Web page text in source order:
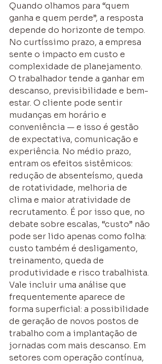
Quando olhamos para “quem
ganha e quem perde”, a resposta
depende do horizonte de tempo.
No curtíssimo prazo, a empresa
sente o impacto em custo e
complexidade de planejamento.
O trabalhador tende a ganhar em
descanso, previsibilidade e bem-
estar. O cliente pode sentir
mudanças em horário e
conveniência — e isso é gestão
de expectativa, comunicação e
experiência. No médio prazo,
entram os efeitos sistêmicos:
redução de absenteísmo, queda
de rotatividade, melhoria de
clima e maior atratividade de
recrutamento. É por isso que, no
debate sobre escalas, “custo” não
pode ser lido apenas como folha:
custo também é desligamento,
treinamento, queda de
produtividade e risco trabalhista.
Vale incluir uma análise que
frequentemente aparece de
forma superficial: a possibilidade
de geração de novos postos de
trabalho com a implantação de
jornadas com mais descanso. Em
setores com operação contínua,